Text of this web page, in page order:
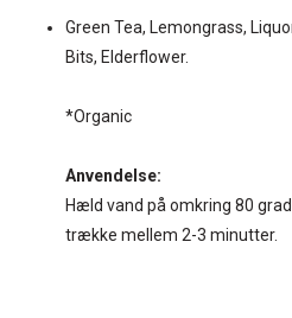
Green Tea, Lemongrass,
Bits, Elderflower.
*Organic
Anvendelse:
Hæld vand på omkring 80
trække mellem 2-3 minutter.